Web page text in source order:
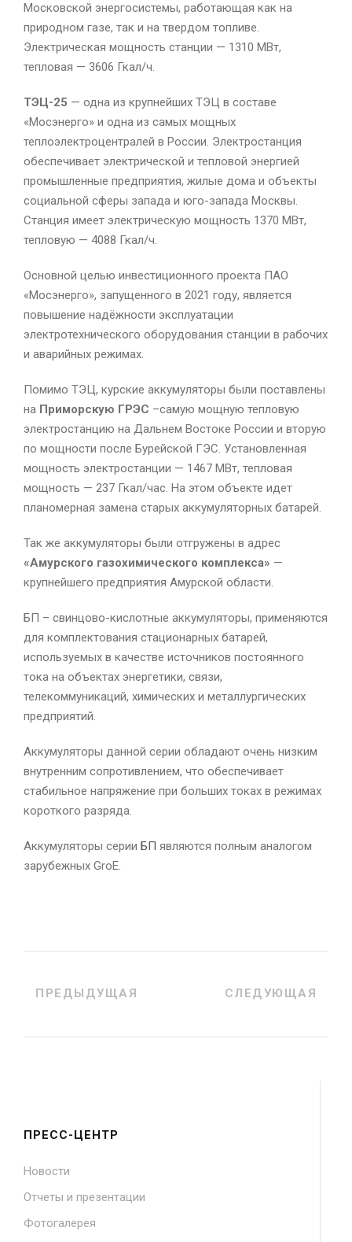
Московской энергосистемы, работающая как на
природном газе, так и на твердом топливе.
Электрическая мощность станции — 1310 МВт,
тепловая — 3606 Гкал/ч.
ТЭЦ-25 — одна из крупнейших ТЭЦ в составе
«Мосэнерго» и одна из самых мощных
теплоэлектроцентралей в России. Электростанция
обеспечивает электрической и тепловой энергией
промышленные предприятия, жилые дома и объекты
социальной сферы запада и юго-запада Москвы.
Станция имеет электрическую мощность 1370 МВт,
тепловую — 4088 Гкал/ч.
Основной целью инвестиционного проекта ПАО
«Мосэнерго», запущенного в 2021 году, является
повышение надёжности эксплуатации
электротехнического оборудования станции в рабочих
и аварийных режимах.
Помимо ТЭЦ, курские аккумуляторы были поставлены
на Приморскую ГРЭС –самую мощную тепловую
электростанцию на Дальнем Востоке России и вторую
по мощности после Бурейской ГЭС. Установленная
мощность электростанции — 1467 МВт, тепловая
мощность — 237 Гкал/час. На этом объекте идет
планомерная замена старых аккумуляторных батарей.
Так же аккумуляторы были отгружены в адрес
«Амурского газохимического комплекса» —
крупнейшего предприятия Амурской области.
БП – свинцово-кислотные аккумуляторы, применяются
для комплектования стационарных батарей,
используемых в качестве источников постоянного
тока на объектах энергетики, связи,
телекоммуникаций, химических и металлургических
предприятий.
Аккумуляторы данной серии обладают очень низким
внутренним сопротивлением, что обеспечивает
стабильное напряжение при больших токах в режимах
короткого разряда.
Аккумуляторы серии БП являются полным аналогом
зарубежных GroE.
ПРЕДЫДУЩАЯ СЛЕДУЮЩАЯ
ПРЕСС-ЦЕНТР
Новости
Отчеты и презентации
Фотогалерея